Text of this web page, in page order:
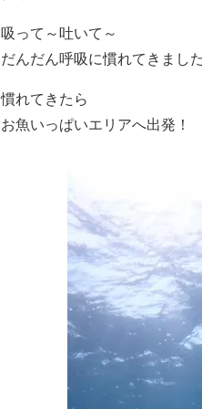
吸って～吐いて～
だんだん呼吸に慣れてきまし
慣れてきたら
お魚いっぱいエリアへ出発！